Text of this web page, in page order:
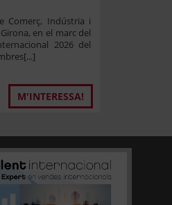
Comerç, Indústria i
en el marc del
2026 del
M'INTERESSA!